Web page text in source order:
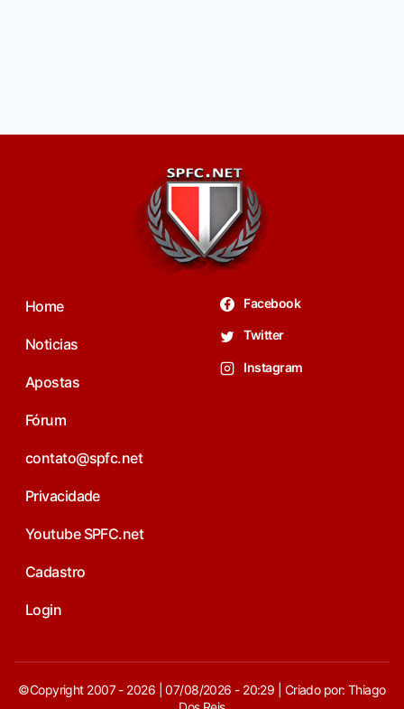
Home
Noticias
Apostas
Fórum
contato@spfc.net
Privacidade
Youtube SPFC.net
Cadastro
Login
Facebook
Twitter
Instagram
©Copyright 2007 - 2026 | 07/08/2026 - 20:29 | Criado por: Thiago